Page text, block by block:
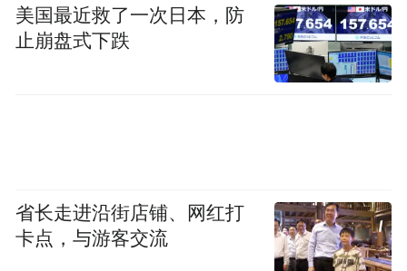
美国最近救了一次日本，防
止崩盘式下跌
省长走进沿街店铺、网红打
卡点，与游客交流